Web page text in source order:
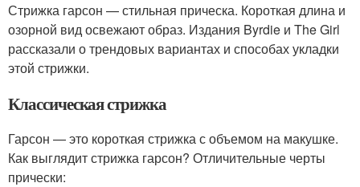
Стрижка гарсон — стильная прическа. Короткая длина и
озорной вид освежают образ. Издания Byrdie и The Girl
рассказали о трендовых вариантах и способах укладки
этой стрижки.
Классическая стрижка
Гарсон — это короткая стрижка с объемом на макушке.
Как выглядит стрижка гарсон? Отличительные черты
прически: